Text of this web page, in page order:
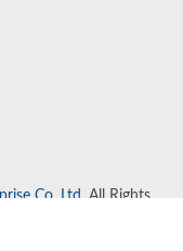
Co. Ltd. All Rights